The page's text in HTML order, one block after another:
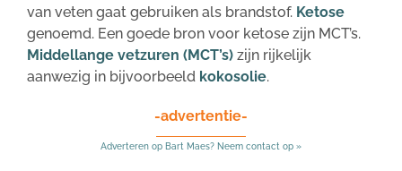
van veten gaat gebruiken als brandstof. Ketose
genoemd. Een goede bron voor ketose zijn MCT’s.
Middellange vetzuren (MCT’s) zijn rijkelijk
aanwezig in bijvoorbeeld kokosolie.
-advertentie-
Adverteren op Bart Maes? Neem contact op »